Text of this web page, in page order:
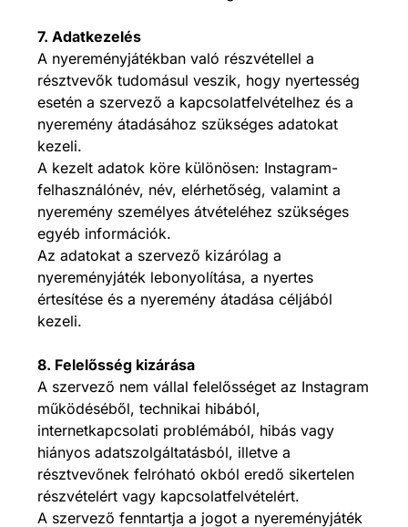
7. Adatkezelés
A nyereményjátékban való részvétellel a
résztvevők tudomásul veszik, hogy nyertesség
esetén a szervező a kapcsolatfelvételhez és a
nyeremény átadásához szükséges adatokat
kezeli.
A kezelt adatok köre különösen: Instagram-
felhasználónév, név, elérhetőség, valamint a
nyeremény személyes átvételéhez szükséges
egyéb információk.
Az adatokat a szervező kizárólag a
nyereményjáték lebonyolítása, a nyertes
értesítése és a nyeremény átadása céljából
kezeli.
8. Felelősség kizárása
A szervező nem vállal felelősséget az Instagram
működéséből, technikai hibából,
internetkapcsolati problémából, hibás vagy
hiányos adatszolgáltatásból, illetve a
résztvevőnek felróható okból eredő sikertelen
részvételért vagy kapcsolatfelvételért.
A szervező fenntartja a jogot a nyereményjáték